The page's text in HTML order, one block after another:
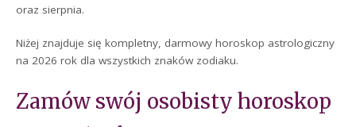
oraz sierpnia.
Niżej znajduje się kompletny, darmowy horoskop astrologiczny
na 2026 rok dla wszystkich znaków zodiaku.
Zamów swój osobisty horoskop